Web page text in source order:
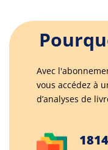
Avec
vous accédez à
d’analyses de